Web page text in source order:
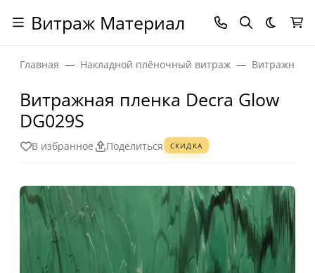
Витраж Материал Темная
Главная Накладной плёночный витраж Витражная
Витражная пленка Decra Glow
DG029S
В избранное Поделиться СКИДКА